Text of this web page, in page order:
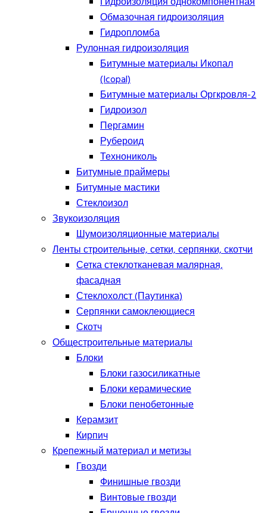
Обмазочная гидроизоляция
Гидропломба
Рулонная гидроизоляция
Битумные материалы Икопал
(Icopal)
Битумные материалы Оргкровля-2
Гидроизол
Пергамин
Рубероид
Технониколь
Битумные праймеры
Битумные мастики
Стеклоизол
Звукоизоляция
Шумоизоляционные материалы
Ленты строительные, сетки, серпянки, скотчи
Сетка стеклотканевая малярная,
фасадная
Стеклохолст (Паутинка)
Серпянки самоклеющиеся
Скотч
Общестроительные материалы
Блоки
Блоки газосиликатные
Блоки керамические
Блоки пенобетонные
Керамзит
Кирпич
Крепежный материал и метизы
Гвозди
Финишные гвозди
Винтовые гвозди